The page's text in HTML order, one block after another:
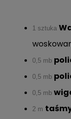
1 sztuka
0,5 mb
0,5 mb
0,5 mb
2 m